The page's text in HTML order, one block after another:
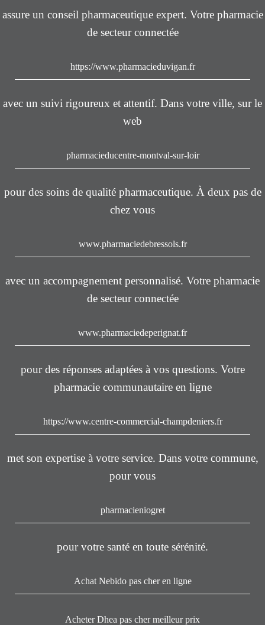
assure un conseil pharmaceutique expert. Votre pharmacie
de secteur connectée
https://www.pharmacieduvigan.fr
avec un suivi rigoureux et attentif. Dans votre ville, sur le
web
pharmacieducentre-montval-sur-loir
pour des soins de qualité pharmaceutique. À deux pas de
chez vous
www.pharmaciedebressols.fr
avec un accompagnement personnalisé. Votre pharmacie
de secteur connectée
www.pharmaciedeperignat.fr
pour des réponses adaptées à vos questions. Votre
pharmacie communautaire en ligne
https://www.centre-commercial-champdeniers.fr
met son expertise à votre service. Dans votre commune,
pour vous
pharmacieniogret
pour votre santé en toute sérénité.
Achat Nebido pas cher en ligne
Acheter Dhea pas cher meilleur prix